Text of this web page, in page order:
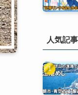
人気記事